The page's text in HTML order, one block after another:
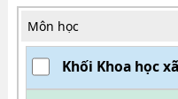
Môn học
Khối Khoa học